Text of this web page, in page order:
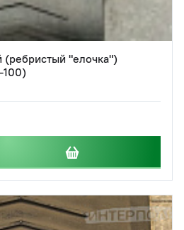
"елочка")